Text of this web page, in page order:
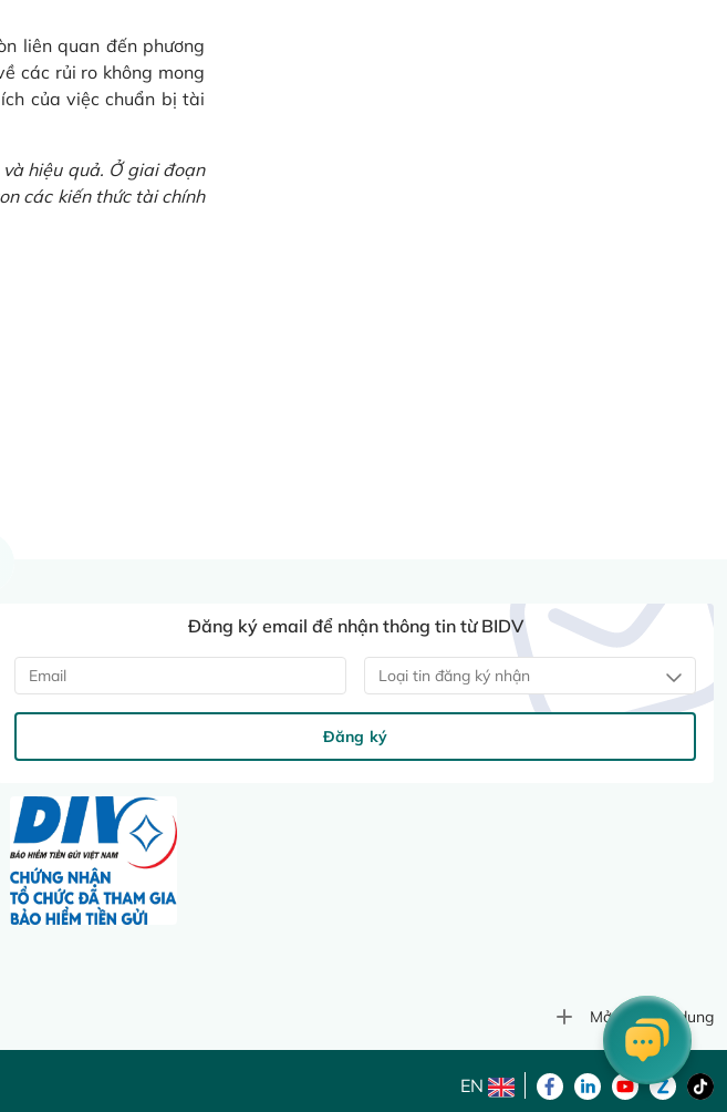
liên quan đến phương
các rủi ro không mong
của việc chuẩn bị tài
hiệu quả. Ở giai đoạn
các kiến thức tài chính
Đăng ký email để nhận thông tin từ BIDV
Loại tin đăng ký nhận
Đăng ký
Mở rộng nội dung
EN